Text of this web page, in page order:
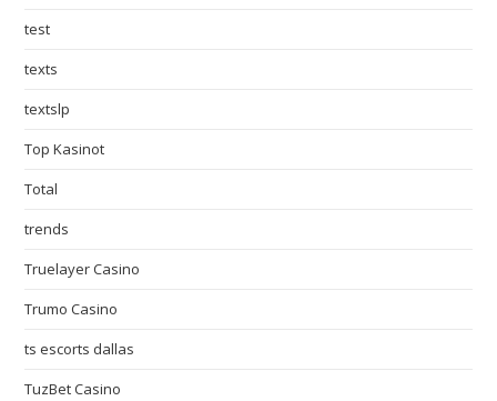
test
texts
textslp
Top Kasinot
Total
trends
Truelayer Casino
Trumo Casino
ts escorts dallas
TuzBet Casino